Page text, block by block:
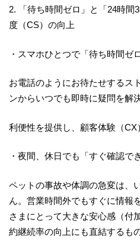
2. 「待ち時間ゼロ」と「24時間
度（CS）の向上
・スマホひとつで「待ち時間ゼ
お電話のようにお待たせするス
ンからいつでも即時に疑問を解
利便性を提供し、顧客体験（CX
・夜間、休日でも「すぐ確認で
ペットの事故や体調の急変は、
ん。営業時間外でもすぐに情報
さまにとって大きな安心感（付
約継続率の向上にも直結するも